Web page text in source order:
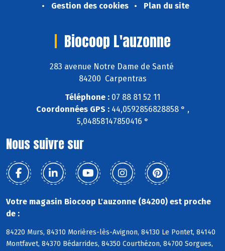
Gestion des cookies
Plan du site
Biocoop L'auzonne
283 avenue Notre Dame de Santé
84200 Carpentras
Téléphone : 07 88 81 52 11
Coordonnées GPS :44,0592856828858 ° ,
5,04858147850416 °
Nous suivre sur
Votre magasin Biocoop L'auzonne (84200) est proche
de :
84220 Murs, 84310 Morières-lès-Avignon, 84130 Le Pontet, 84140
Montfavet, 84370 Bédarrides, 84350 Courthézon, 84700 Sorgues,